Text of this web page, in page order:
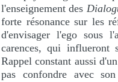
l'enseignement des
forte résonance sur les
d'envisager l'ego sous
carences, qui influeront
Rappel constant aussi
pas confondre avec